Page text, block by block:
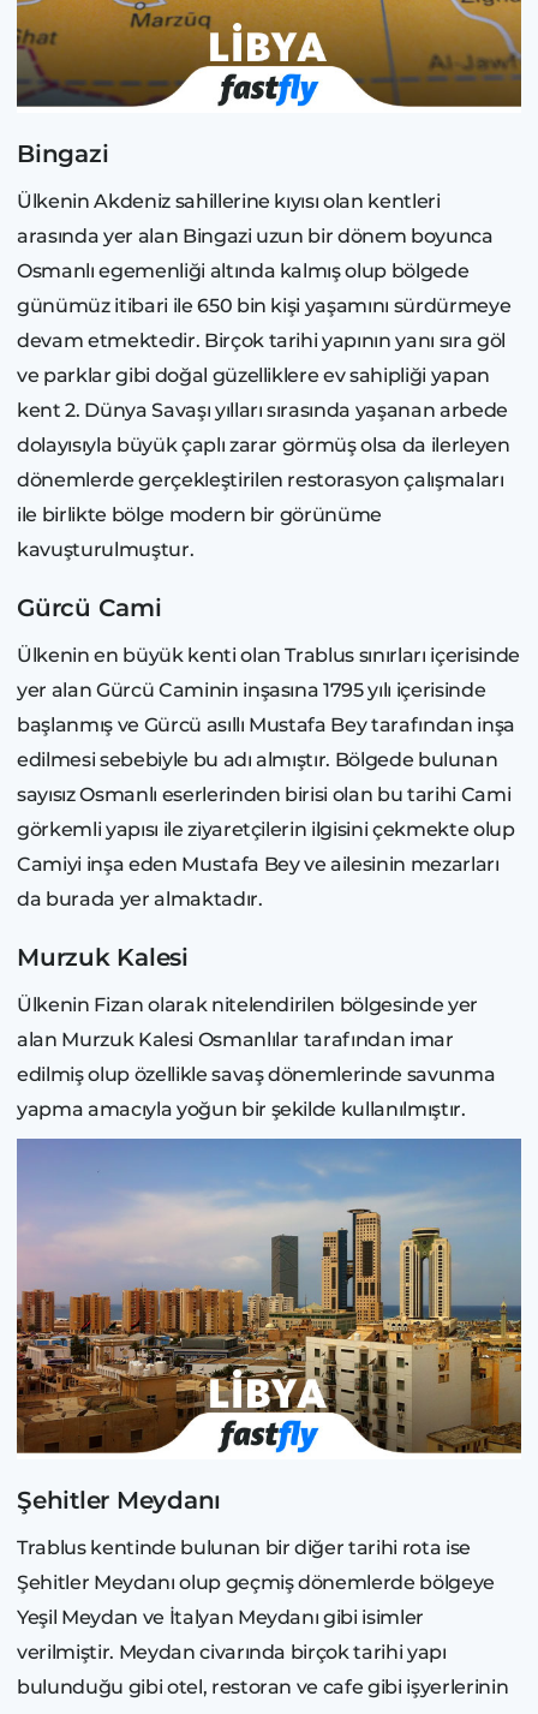
Bingazi
Ülkenin Akdeniz sahillerine kıyısı olan kentleri
arasında yer alan Bingazi uzun bir dönem boyunca
Osmanlı egemenliği altında kalmış olup bölgede
günümüz itibari ile 650 bin kişi yaşamını sürdürmeye
devam etmektedir. Birçok tarihi yapının yanı sıra göl
ve parklar gibi doğal güzelliklere ev sahipliği yapan
kent 2. Dünya Savaşı yılları sırasında yaşanan arbede
dolayısıyla büyük çaplı zarar görmüş olsa da ilerleyen
dönemlerde gerçekleştirilen restorasyon çalışmaları
ile birlikte bölge modern bir görünüme
kavuşturulmuştur.
Gürcü Cami
Ülkenin en büyük kenti olan Trablus sınırları içerisinde
yer alan Gürcü Caminin inşasına 1795 yılı içerisinde
başlanmış ve Gürcü asıllı Mustafa Bey tarafından inşa
edilmesi sebebiyle bu adı almıştır. Bölgede bulunan
sayısız Osmanlı eserlerinden birisi olan bu tarihi Cami
görkemli yapısı ile ziyaretçilerin ilgisini çekmekte olup
Camiyi inşa eden Mustafa Bey ve ailesinin mezarları
da burada yer almaktadır.
Murzuk Kalesi
Ülkenin Fizan olarak nitelendirilen bölgesinde yer
alan Murzuk Kalesi Osmanlılar tarafından imar
edilmiş olup özellikle savaş dönemlerinde savunma
yapma amacıyla yoğun bir şekilde kullanılmıştır.
Şehitler Meydanı
Trablus kentinde bulunan bir diğer tarihi rota ise
Şehitler Meydanı olup geçmiş dönemlerde bölgeye
Yeşil Meydan ve İtalyan Meydanı gibi isimler
verilmiştir. Meydan civarında birçok tarihi yapı
bulunduğu gibi otel, restoran ve cafe gibi işyerlerinin